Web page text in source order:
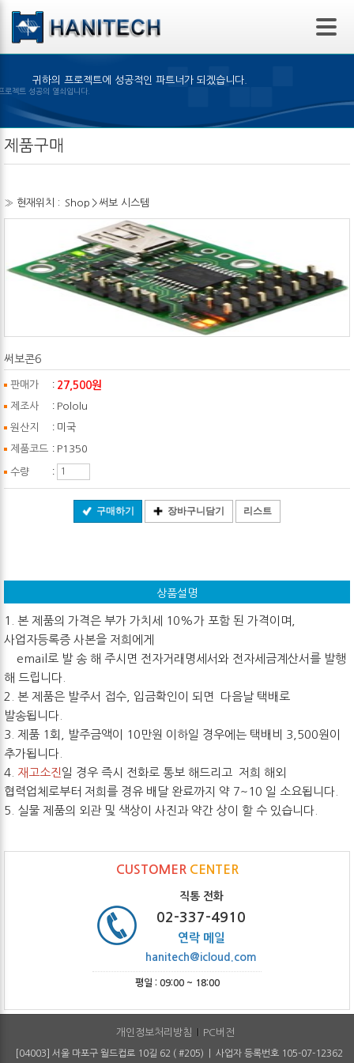
본문 바로가기
귀하의 프로젝트에 성공적인 파트너가 되겠습니다.
의 선택은 프로젝트 성공의 열쇠입니다.
제품구매
» 현재위치 : Shop > 써보 시스템
써보콘6
판매가 : 27,500원
제조사 : Pololu
원산지 : 미국
제품코드 : P1350
수량 :
구매하기 장바구니담기 리스트
상품설명
1. 본 제품의 가격은 부가 가치세 10%가 포함 된 가격이며,
사업자등록증 사본을 저희에게
email로 발 송 해 주시면 전자거래명세서와 전자세금계산서를 발행
해 드립니다.
2. 본 제품은 발주서 접수, 입금확인이 되면 다음날 택배로
발송됩니다.
3. 제품 1회, 발주금액이 10만원 이하일 경우에는 택배비 3,500원이
추가됩니다.
4. 재고소진 일 경우 즉시 전화로 통보 해드리고 저희 해외
협력업체로부터 저희를 경유 배달 완료까지 약 7~10 일 소요됩니다.
5. 실물 제품의 외관 및 색상이 사진과 약간 상이 할 수 있습니다.
CUSTOMER CENTER
직통 전화
02-337-4910
연락 메일
hanitech@icloud.com
평일 : 09:00 ~ 18:00
개인정보처리방침 PC버전
[04003] 서울 마포구 월드컵로 10길 62 ( #205) | 사업자 등록번호 105-07-12362